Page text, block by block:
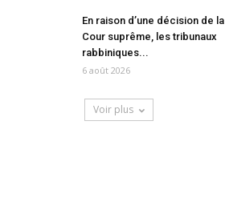
En raison d’une décision de la
Cour suprême, les tribunaux
rabbiniques...
6 août 2026
Voir plus